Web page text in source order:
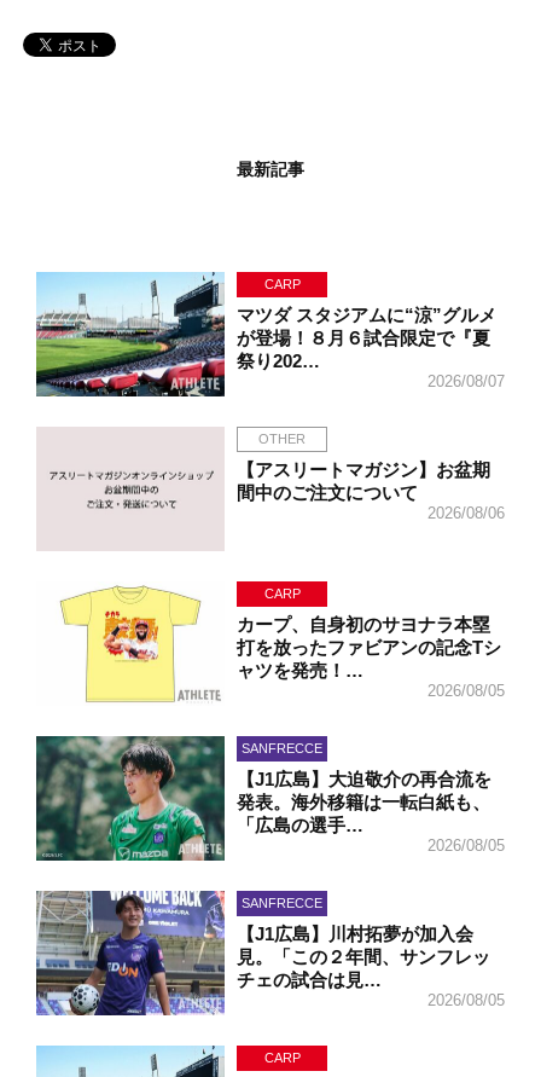
最新記事
CARP
マツダ スタジアムに“涼”グルメ
が登場！８月６試合限定で『夏
祭り202…
2026/08/07
OTHER
【アスリートマガジン】お盆期
間中のご注文について
2026/08/06
CARP
カープ、自身初のサヨナラ本塁
打を放ったファビアンの記念Tシ
ャツを発売！…
2026/08/05
SANFRECCE
【J1広島】大迫敬介の再合流を
発表。海外移籍は一転白紙も、
「広島の選手…
2026/08/05
SANFRECCE
【J1広島】川村拓夢が加入会
見。「この２年間、サンフレッ
チェの試合は見…
2026/08/05
CARP